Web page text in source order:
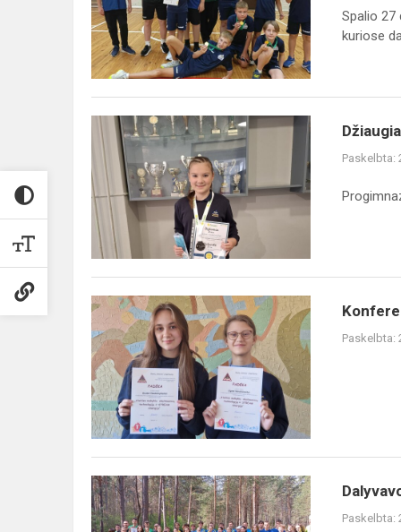
kvadrato
varžybos
Spalio 27
kuriose
Džiaugiamės
šauniais
rezultatais
tarptautiniame
matematikos...
Paskelbta:
Konferencija
„Ateities
mokykla:
skaitmeninių
technologijų
i...
Paskelbta:
Dalyvavome
tarpmokyklinėse
lengvosios
Paskelbta: